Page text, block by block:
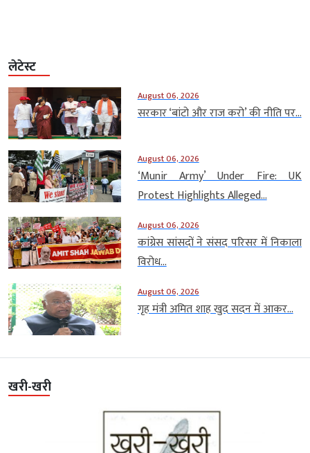
लेटेस्ट
August 06, 2026
सरकार ‘बांटो और राज करो’ की नीति पर...
August 06, 2026
‘Munir Army’ Under Fire: UK
Protest Highlights Alleged...
August 06, 2026
कांग्रेस सांसदों ने संसद परिसर में निकाला
विरोध...
August 06, 2026
गृह मंत्री अमित शाह खुद सदन में आकर...
खरी-खरी